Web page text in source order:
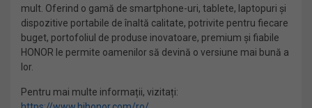
mult. Oferind o gamă de smartphone-uri, tablete, laptopuri și
dispozitive portabile de înaltă calitate, potrivite pentru fiecare
buget, portofoliul de produse inovatoare, premium și fiabile
HONOR le permite oamenilor să devină o versiune mai bună a
lor.
Pentru mai multe informații, vizitați: